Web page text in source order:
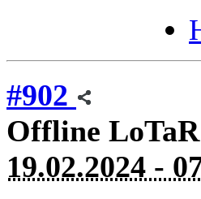
#902
Offline LoTaR
19.02.2024 -